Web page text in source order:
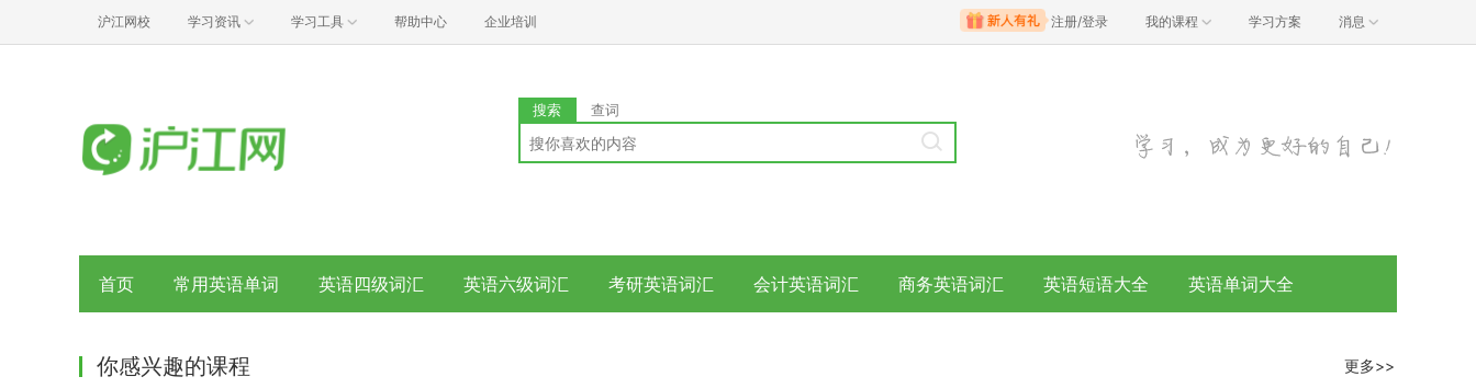
沪江网校 学习资讯 学习工具 帮助中心 企业培训 注册/登录 我的课程 学习方案 消息
搜索 查词
首页 常用英语单词 英语四级词汇 英语六级词汇 考研英语词汇 会计英语词汇 商务英语词汇 英语短语大全 英语单词大全
你感兴趣的课程 更多>>